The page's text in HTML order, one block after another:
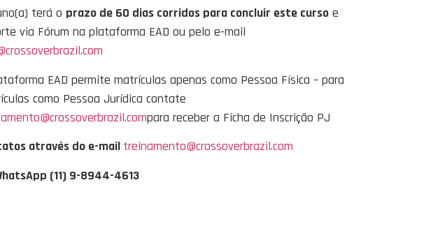
terá o prazo de 60 dias corridos para concluir este curso e
via Fórum na plataforma EAD ou pelo e-mail
EAD permite matrículas apenas como Pessoa Física – para
como Pessoa Jurídica contate
para receber a Ficha de Inscrição PJ
através do e-mail treinamento@crossoverbrazil.com
(11) 9-8944-4613